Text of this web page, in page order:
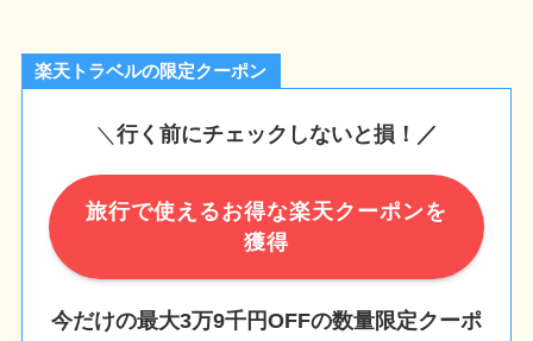
楽天トラベルの限定クーポン
＼ 行く前にチェックしないと損！／
旅行で使えるお得な楽天クーポンを
獲得
今だけの最大3万9千円OFFの数量限定クーポ